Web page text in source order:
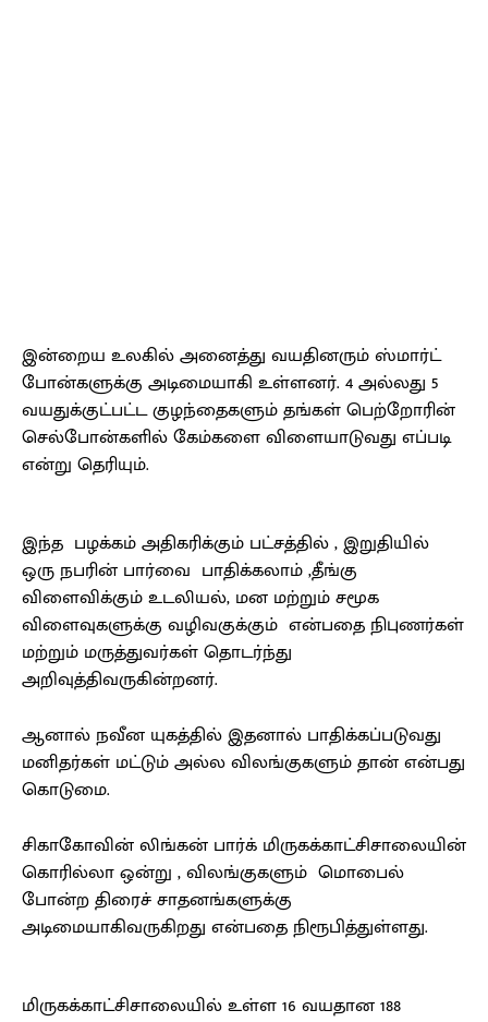
இன்றைய உலகில் அனைத்து வயதினரும் ஸ்மார்ட்
போன்களுக்கு அடிமையாகி உள்ளனர். 4 அல்லது 5
வயதுக்குட்பட்ட குழந்தைகளும் தங்கள் பெற்றோரின்
செல்போன்களில் கேம்களை விளையாடுவது எப்படி
என்று தெரியும்.
இந்த பழக்கம் அதிகரிக்கும் பட்சத்தில் , இறுதியில்
ஒரு நபரின் பார்வை பாதிக்கலாம் ,தீங்கு
விளைவிக்கும் உடலியல், மன மற்றும் சமூக
விளைவுகளுக்கு வழிவகுக்கும் என்பதை நிபுணர்கள்
மற்றும் மருத்துவர்கள் தொடர்ந்து
அறிவுத்திவருகின்றனர்.
ஆனால் நவீன யுகத்தில் இதனால் பாதிக்கப்படுவது
மனிதர்கள் மட்டும் அல்ல விலங்குகளும் தான் என்பது
கொடுமை.
சிகாகோவின் லிங்கன் பார்க் மிருகக்காட்சிசாலையின்
கொரில்லா ஒன்று , விலங்குகளும் மொபைல்
போன்ற திரைச் சாதனங்களுக்கு
அடிமையாகிவருகிறது என்பதை நிரூபித்துள்ளது.
மிருகக்காட்சிசாலையில் உள்ள 16 வயதான 188